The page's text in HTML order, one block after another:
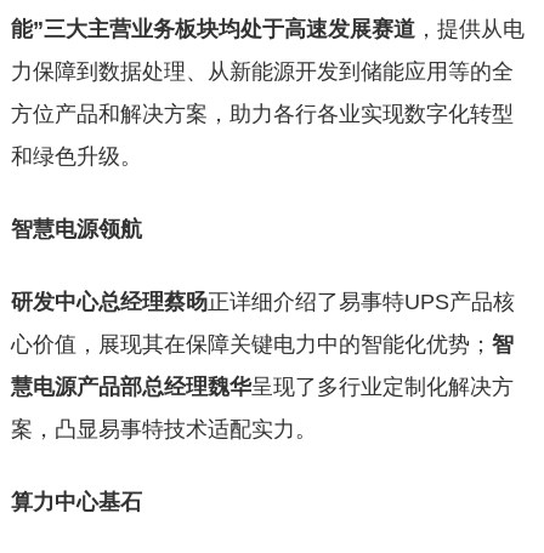
能”三大主营业务板块均处于高速发展赛道，提供从电
力保障到数据处理、从新能源开发到储能应用等的全
方位产品和解决方案，助力各行各业实现数字化转型
和绿色升级。
智慧电源领航
研发中心总经理蔡旸正详细介绍了易事特UPS产品核
心价值，展现其在保障关键电力中的智能化优势； 智
慧电源产品部总经理魏华呈现了多行业定制化解决方
案，凸显易事特技术适配实力。
算力中心基石